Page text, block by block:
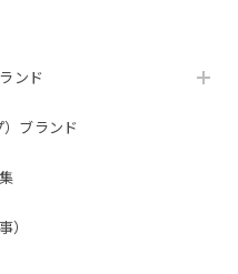
ンド
ブランド
）